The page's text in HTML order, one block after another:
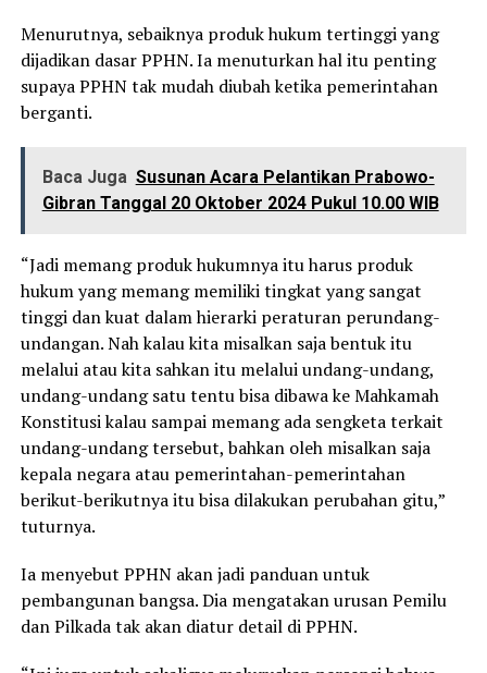
Menurutnya, sebaiknya produk hukum tertinggi yang
dijadikan dasar PPHN. Ia menuturkan hal itu penting
supaya PPHN tak mudah diubah ketika pemerintahan
berganti.
Baca Juga Susunan Acara Pelantikan Prabowo-
Gibran Tanggal 20 Oktober 2024 Pukul 10.00 WIB
“Jadi memang produk hukumnya itu harus produk
hukum yang memang memiliki tingkat yang sangat
tinggi dan kuat dalam hierarki peraturan perundang-
undangan. Nah kalau kita misalkan saja bentuk itu
melalui atau kita sahkan itu melalui undang-undang,
undang-undang satu tentu bisa dibawa ke Mahkamah
Konstitusi kalau sampai memang ada sengketa terkait
undang-undang tersebut, bahkan oleh misalkan saja
kepala negara atau pemerintahan-pemerintahan
berikut-berikutnya itu bisa dilakukan perubahan gitu,”
tuturnya.
Ia menyebut PPHN akan jadi panduan untuk
pembangunan bangsa. Dia mengatakan urusan Pemilu
dan Pilkada tak akan diatur detail di PPHN.